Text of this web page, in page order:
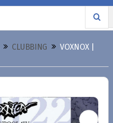
CLUBBING
VOXNOX |